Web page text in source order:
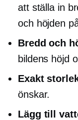
att ställa in
och höjden
Bredd och
bildens höjd
Exakt
önskar.
Lägg till